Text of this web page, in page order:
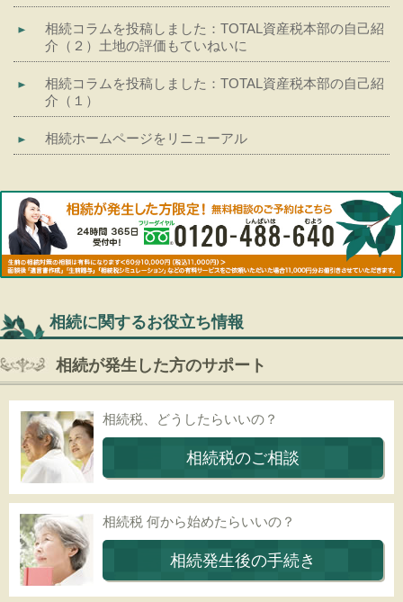
相続コラムを投稿しました：TOTAL資産税本部の自己紹
介（２）土地の評価もていねいに
相続コラムを投稿しました：TOTAL資産税本部の自己紹
介（１）
相続ホームページをリニューアル
相続に関するお役立ち情報
相続が発生した方のサポート
相続税、どうしたらいいの？
相続税のご相談
相続税 何から始めたらいいの？
相続発生後の手続き